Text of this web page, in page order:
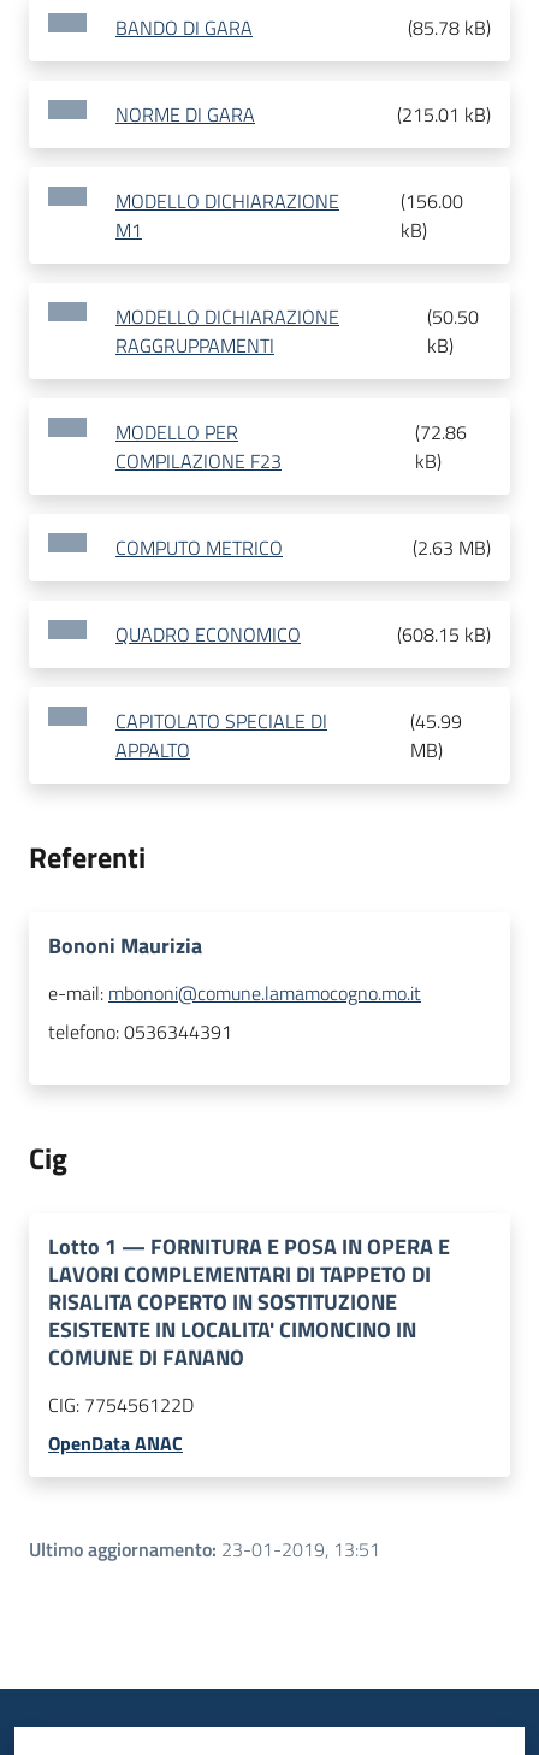
BANDO DI GARA (85.78 kB)
NORME DI GARA (215.01 kB)
MODELLO DICHIARAZIONE
M1
(156.00
kB)
MODELLO DICHIARAZIONE
RAGGRUPPAMENTI
(50.50
kB)
MODELLO PER
COMPILAZIONE F23
(72.86
kB)
COMPUTO METRICO (2.63 MB)
QUADRO ECONOMICO (608.15 kB)
CAPITOLATO SPECIALE DI
APPALTO
(45.99
MB)
Referenti
Bononi Maurizia
e-mail: mbononi@comune.lamamocogno.mo.it
telefono:0536344391
Cig
Lotto 1 — FORNITURA E POSA IN OPERA E
LAVORI COMPLEMENTARI DI TAPPETO DI
RISALITA COPERTO IN SOSTITUZIONE
ESISTENTE IN LOCALITA' CIMONCINO IN
COMUNE DI FANANO
CIG: 775456122D
OpenData ANAC
Ultimo aggiornamento: 23-01-2019, 13:51